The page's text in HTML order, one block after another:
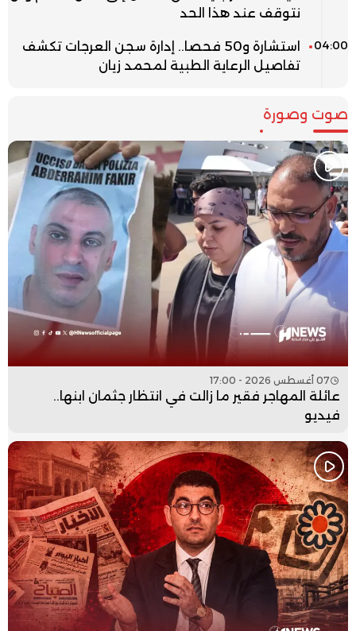
نتوقف عند هذا الحد
04:00
استشارة و50 فحصا.. إدارة سجن العرجات تكشف
تفاصيل الرعاية الطبية لمحمد زيان
صوت وصورة
07 أغسطس 2026 - 17:00
عائلة المهاجر فقير ما زالت في انتظار جثمان ابنها..
فيديو